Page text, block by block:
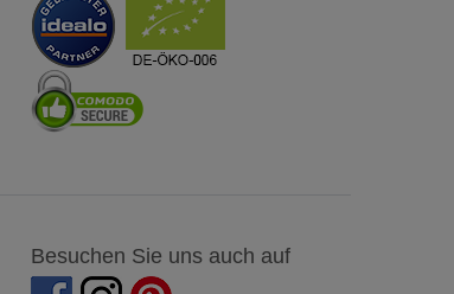
Besuchen Sie uns auch auf